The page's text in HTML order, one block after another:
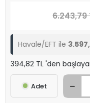
6.243,79
Havale/EFT ile
394,82 TL 'den
Adet